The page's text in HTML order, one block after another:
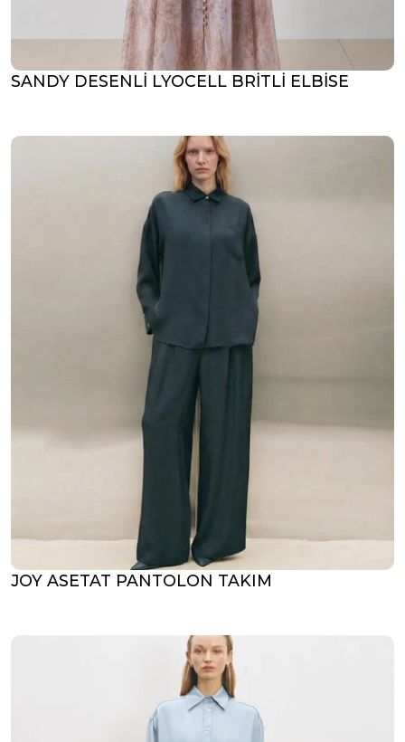
SANDY DESENLİ LYOCELL BRİTLİ ELBİSE
JOY ASETAT PANTOLON TAKIM